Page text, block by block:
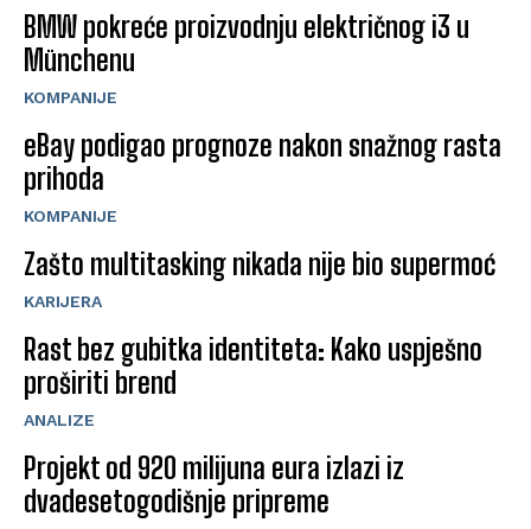
BMW pokreće proizvodnju električnog i3 u
Münchenu
KOMPANIJE
eBay podigao prognoze nakon snažnog rasta
prihoda
KOMPANIJE
Zašto multitasking nikada nije bio supermoć
KARIJERA
Rast bez gubitka identiteta: Kako uspješno
proširiti brend
ANALIZE
Projekt od 920 milijuna eura izlazi iz
dvadesetogodišnje pripreme